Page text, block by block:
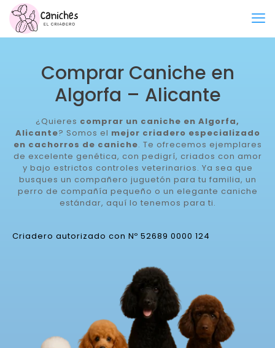
Comprar Caniche en
Algorfa – Alicante
¿Quieres comprar un caniche en Algorfa,
Alicante? Somos el mejor criadero especializado
en cachorros de caniche. Te ofrecemos ejemplares
de excelente genética, con pedigrí, criados con amor
y bajo estrictos controles veterinarios. Ya sea que
busques un compañero juguetón para tu familia, un
perro de compañía pequeño o un elegante caniche
estándar, aquí lo tenemos para ti.
Criadero autorizado con Nº 52689 0000 124